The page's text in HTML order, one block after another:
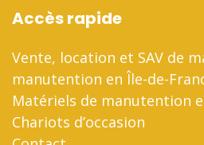
Accès rapide
Vente, location et SAV de
manutention en Île-de-
Matériels de manutention
Chariots d’occasion